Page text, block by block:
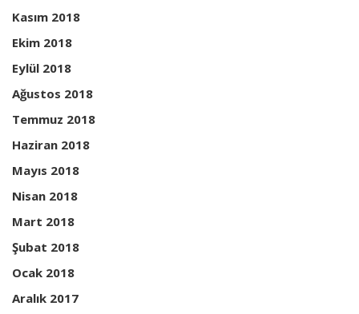
Kasım 2018
Ekim 2018
Eylül 2018
Ağustos 2018
Temmuz 2018
Haziran 2018
Mayıs 2018
Nisan 2018
Mart 2018
Şubat 2018
Ocak 2018
Aralık 2017